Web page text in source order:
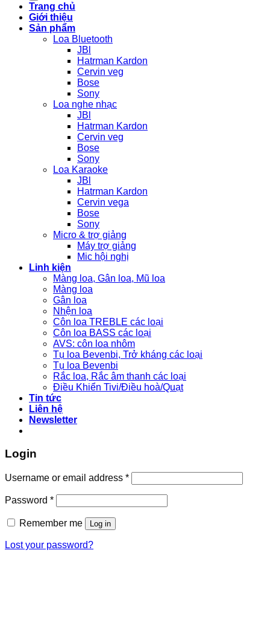
Trang chủ
Giới thiệu
Sản phẩm
Loa Bluetooth
JBl
Hatrman Kardon
Cervin veg
Bose
Sony
Loa nghe nhạc
JBl
Hatrman Kardon
Cervin veg
Bose
Sony
Loa Karaoke
JBl
Hatrman Kardon
Cervin vega
Bose
Sony
Micro & trợ giảng
Máy trợ giảng
Mic hội nghị
Linh kiện
Màng loa, Gân loa, Mũ loa
Màng loa
Gân loa
Nhện loa
Côn loa TREBLE các loại
Côn loa BASS các loại
AVS: côn loa nhôm
Tụ loa Bevenbi, Trở kháng các loại
Tụ loa Bevenbi
Rắc loa, Rắc âm thanh các loại
Điều Khiển Tivi/Điều hoà/Quạt
Tin tức
Liên hệ
Newsletter
Login
Username or email address *
Password *
Remember me Log in
Lost your password?